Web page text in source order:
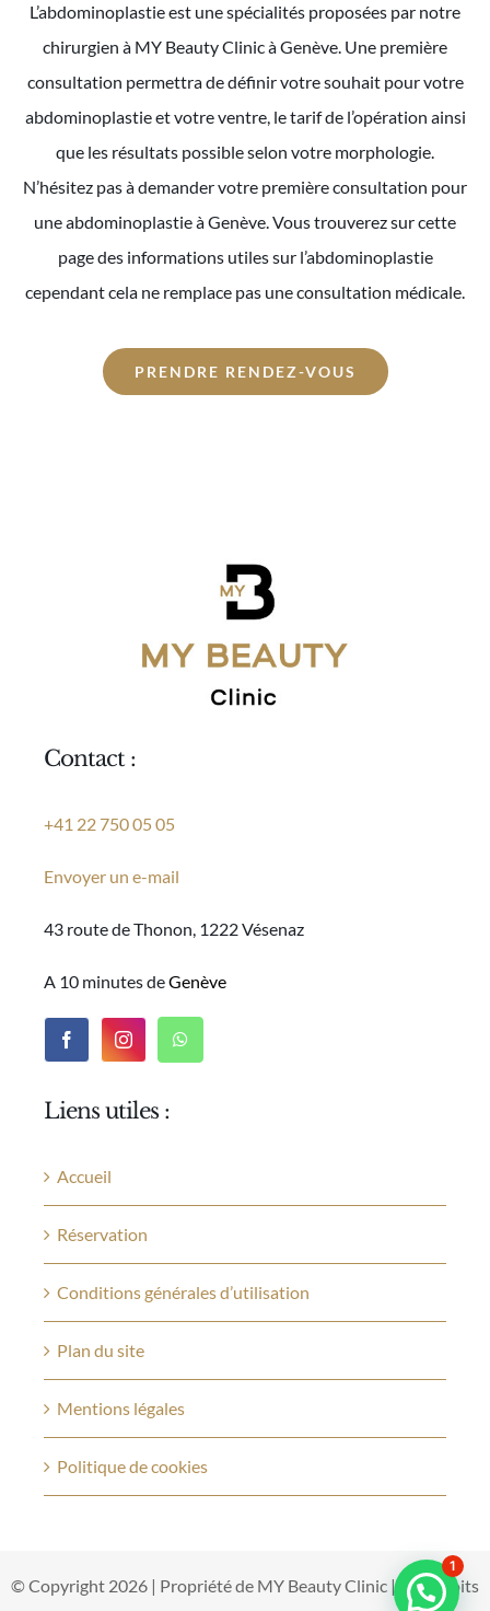
L’abdominoplastie est une spécialités proposées par notre
chirurgien à MY Beauty Clinic à Genève. Une première
consultation permettra de définir votre souhait pour votre
abdominoplastie et votre ventre, le tarif de l’opération ainsi
que les résultats possible selon votre morphologie.
N’hésitez pas à demander votre première consultation pour
une abdominoplastie à Genève. Vous trouverez sur cette
page des informations utiles sur l’abdominoplastie
cependant cela ne remplace pas une consultation médicale.
PRENDRE RENDEZ-VOUS
Contact :
+41 22 750 05 05
Envoyer un e-mail
43 route de Thonon, 1222 Vésenaz
A 10 minutes deGenève
Liens utiles :
Accueil
Réservation
Conditions générales d’utilisation
Plan du site
Mentions légales
Politique de cookies
© Copyright 2026 | Propriété de MY Beauty Clinic |Tous droits
1